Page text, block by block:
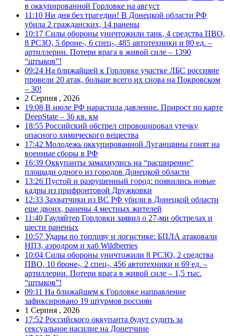
в оккупированной Горловке на август
11:10 Ни дня без трагедии! В Донецкой области РФ
убила 2 гражданских, 14 ранены
10:17 Силы обороны уничтожили танк, 4 средства ПВО,
8 РСЗО, 5 броне-, 6 спец-, 485 автотехники и 80 ед. –
артиллерии. Потери врага в живой силе – 1390
“штыков”!
09:24 На ближайшей к Горловке участке ЛБС россияне
провели 20 атак, больше всего их снова на Покровском
– 30!
2 Серпня , 2026
19:08 В июле РФ нарастила давление. Прирост по карте
DeepState – 36 кв. км
18:55 Российский обстрел спровоцировал утечку
опасного химического вещества
17:42 Молодежь оккупированной Луганщины гонят на
военные сборы в РФ
16:39 Оккупанты замахнулись на “расширение”
площади одного из городов Донецкой области
13:26 Пустой и разрушенный город: появились новые
кадры из прифронтовой Дружковки
12:33 Захватчики из ВС РФ убили в Донецкой области
еще двоих, ранены 4 местных жителей
11:40 Гауляйтер Горловки заявил о 27-ми обстрелах и
шести раненых
10:57 Удары по топливу и логистике: БПЛА атаковали
НПЗ, аэродром и хаб Wildberries
10:04 Силы обороны уничтожили 8 РСЗО, 2 средства
ПВО, 10 броне-, 2 спец-, 456 автотехники и 69 ед. –
артиллерии. Потери врага в живой силе – 1,5 тыс.
“штыков”!
09:11 На ближайшем к Горловке направление
зафиксировано 19 штурмов россиян
1 Серпня , 2026
17:52 Российского оккупанта будут судить за
сексуальное насилие на Донетчине